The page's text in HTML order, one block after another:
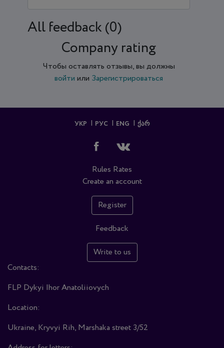
All feedback (0)
Company rating
Чтобы оставлять отзывы, вы должны
войти или Зарегистрироваться
УКР РУС ENG ᲥᲐᲠ
Rules Rates
Create an account
Register
Feedback
Write to us
Contacts:
FLP Dykyi Ihor Anatoliiovych
Location:
Ukraine, Kryvyi Rih, Marshaka street 3/52